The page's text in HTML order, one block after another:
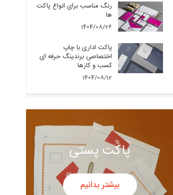
رنگ مناسب برای انواع پاکت
ها
1404/08/26
پاکت اداری با چاپ
اختصاصی برندینگ حرفه ای
کسب و کارها
1404/08/12
پاکت سفید
بیشتر بدانیم